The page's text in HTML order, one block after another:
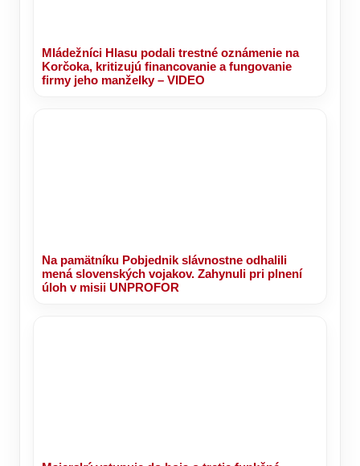
Mládežníci Hlasu podali trestné oznámenie na
Korčoka, kritizujú financovanie a fungovanie
firmy jeho manželky – VIDEO
Na pamätníku Pobjednik slávnostne odhalili
mená slovenských vojakov. Zahynuli pri plnení
úloh v misii UNPROFOR